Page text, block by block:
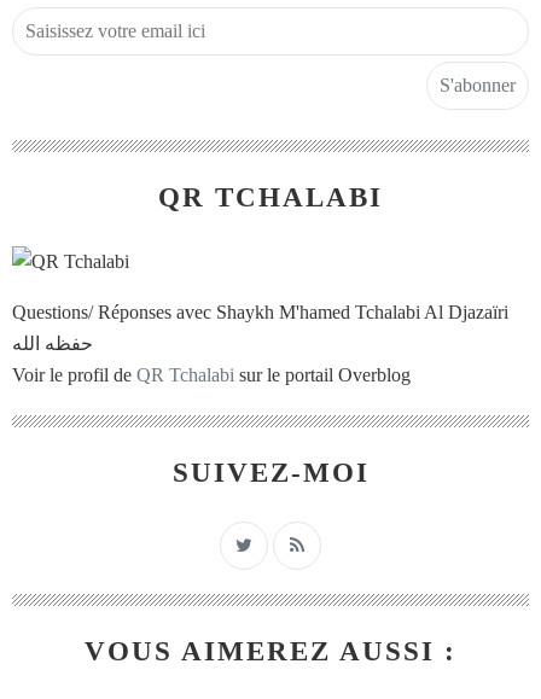
QR TCHALABI
Questions/ Réponses avec Shaykh M'hamed Tchalabi Al Djazaïri
حفظه الله
Voir le profil de QR Tchalabi sur le portail Overblog
SUIVEZ-MOI
VOUS AIMEREZ AUSSI :